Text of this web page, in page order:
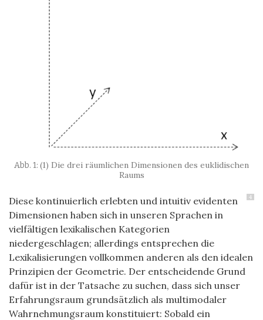
(1) Die drei räumlichen Dimensionen des euklidischen
Raums
4
Diese kontinuierlich erlebten und intuitiv evidenten
Dimensionen haben sich in unseren Sprachen in
vielfältigen lexikalischen Kategorien
niedergeschlagen; allerdings entsprechen die
Lexikalisierungen vollkommen anderen als den idealen
Prinzipien der Geometrie. Der entscheidende Grund
dafür ist in der Tatsache zu suchen, dass sich unser
Erfahrungsraum grundsätzlich als multimodaler
Wahrnehmungsraum konstituiert: Sobald ein